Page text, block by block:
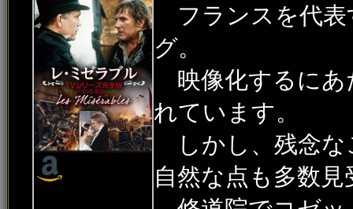
フランスを代表
グ。
映像化するにあ
れています。
しかし、残念な
自然な点も多数